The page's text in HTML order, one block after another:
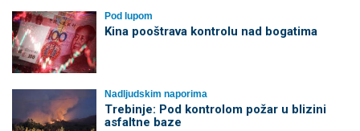
Pod lupom
Kina pooštrava kontrolu nad bogatima
Nadljudskim naporima
Trebinje: Pod kontrolom požar u blizini
asfaltne baze